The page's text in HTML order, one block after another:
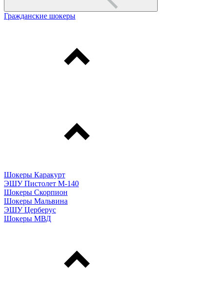
Гражданские шокеры
Шокеры Каракурт
ЭШУ Пистолет М-140
Шокеры Скорпион
Шокеры Мальвина
ЭШУ Церберус
Шокеры МВД